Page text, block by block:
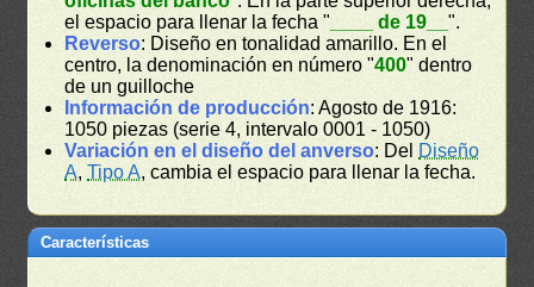
el espacio para llenar la fecha " ____ de 19__".
Reverso: Diseño en tonalidad amarillo. En el
centro, la denominación en número "400" dentro
de un guilloche
Información de producción: Agosto de 1916:
1050 piezas (serie 4, intervalo 0001 - 1050)
Variación en el diseño del anverso: Del Diseño
A,Tipo A, cambia el espacio para llenar la fecha.
Características